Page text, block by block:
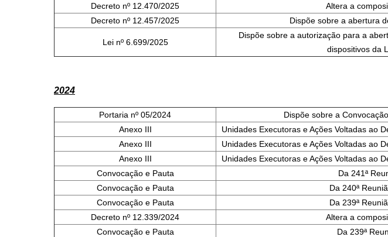
Decreto nº 12.470/2025
Altera a
Decreto nº 12.457/2025
Dispõe sobre a abertura
Lei nº 6.699/2025
Dispõe sobre a autorização para a
dispositivos da
2024
Portaria nº 05/2024 Dispõe sobre a
Anexo III
Unidades Executoras e Ações Voltadas ao
Anexo III
Unidades Executoras e Ações Voltadas ao
Anexo III
Unidades Executoras e Ações Voltadas ao
Convocação e Pauta
Da 241ª
Convocação e Pauta
Da 240ª
Convocação e Pauta
Da 239ª
Decreto nº 12.339/2024
Altera a
Convocação e Pauta
Da 239ª